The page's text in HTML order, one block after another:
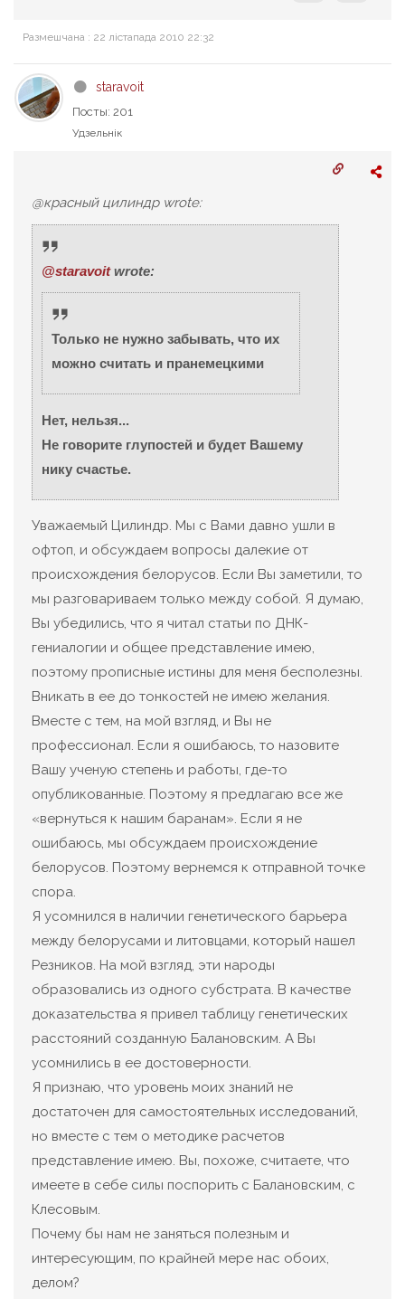
Размешчана : 22 лістапада 2010 22:32
staravoit
Посты: 201
Удзельнік
@красный цилиндр wrote:
@staravoitwrote:
Только не нужно забывать, что их
можно считать и пранемецкими
Нет, нельзя...
Не говорите глупостей и будет Вашему
нику счастье.
Уважаемый Цилиндр. Мы с Вами давно ушли в
офтоп, и обсуждаем вопросы далекие от
происхождения белорусов. Если Вы заметили, то
мы разговариваем только между собой. Я думаю,
Вы убедились, что я читал статьи по ДНК-
гениалогии и общее представление имею,
поэтому прописные истины для меня бесполезны.
Вникать в ее до тонкостей не имею желания.
Вместе с тем, на мой взгляд, и Вы не
профессионал. Если я ошибаюсь, то назовите
Вашу ученую степень и работы, где-то
опубликованные. Поэтому я предлагаю все же
«вернуться к нашим баранам». Если я не
ошибаюсь, мы обсуждаем происхождение
белорусов. Поэтому вернемся к отправной точке
спора.
Я усомнился в наличии генетического барьера
между белорусами и литовцами, который нашел
Резников. На мой взгляд, эти народы
образовались из одного субстрата. В качестве
доказательства я привел таблицу генетических
расстояний созданную Балановским. А Вы
усомнились в ее достоверности.
Я признаю, что уровень моих знаний не
достаточен для самостоятельных исследований,
но вместе с тем о методике расчетов
представление имею. Вы, похоже, считаете, что
имеете в себе силы поспорить с Балановским, с
Клесовым.
Почему бы нам не заняться полезным и
интересующим, по крайней мере нас обоих,
делом?